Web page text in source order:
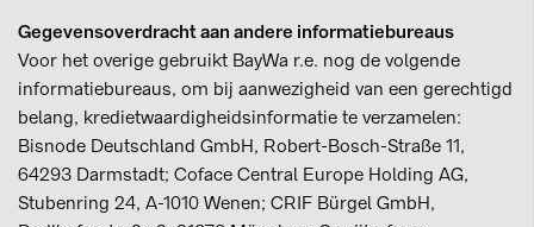
Gegevensoverdracht aan andere informatiebureaus
Voor het overige gebruikt BayWa r.e. nog de volgende
informatiebureaus, om bij aanwezigheid van een gerechtigd
belang, kredietwaardigheidsinformatie te verzamelen:
Bisnode Deutschland GmbH, Robert-Bosch-Straße 11,
64293 Darmstadt; Coface Central Europe Holding AG,
Stubenring 24, A-1010 Wenen; CRIF Bürgel GmbH,